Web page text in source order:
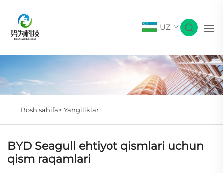
UZ
Bosh sahifa> Yangiliklar
BYD Seagull ehtiyot qismlari uchun
qism raqamlari